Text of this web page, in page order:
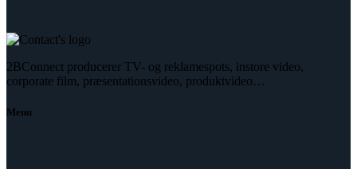
2BConnect producerer TV- og reklamespots, instore video,
corporate film, præsentationsvideo, produktvideo…
Menu